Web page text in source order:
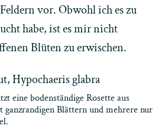
vor. Obwohl ich es zu
habe, ist es mir nicht
Blüten zu erwischen.
eine bodenständige Rosette aus
Blättern und mehrere nur